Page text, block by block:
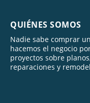
QUIÉNES SOMOS
Nadie sabe comprar
hacemos el negocio
proyectos sobre
reparaciones y